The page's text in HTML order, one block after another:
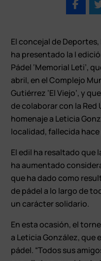
El concejal de
ha presentado la I
Pádel ‘Memorial Leti’,
abril, en el Complejo
Gutiérrez ‘El Viejo’, y
de colaborar con la Red
homenaje a Leticia
localidad, fallecida
El edil ha resaltado que
ha aumentado
que ha dado como
de pádel a lo largo de
un carácter solidario.
En esta ocasión, el
a Leticia González, que
pádel. “Todos sus